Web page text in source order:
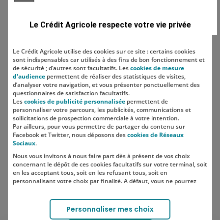
Localisation
SUIVEZ-NOUS SUR LES RÉSEAUX
SOCIAUX
Lien vers le compte Instagram
Lien vers le compte TikTok
Le Crédit Agricole respecte votre vie privée
Le Crédit Agricole utilise des cookies sur ce site : certains cookies
sont indispensables car utilisés à des fins de bon fonctionnement et
de sécurité ; d’autres sont facultatifs. Lescookies de mesure
d'audience permettent de réaliser des statistiques de visites,
d’analyser votre navigation, et vous présenter ponctuellement des
questionnaires de satisfaction facultatifs.
Lescookies de publicité personnalisée permettent de
personnaliser votre parcours, les publicités, communications et
sollicitations de prospection commerciale à votre intention.
Par ailleurs, pour vous permettre de partager du contenu sur
Facebook et Twitter, nous déposons descookies de Réseaux
Sociaux.
Nous vous invitons à nous faire part dès à présent de vos choix
concernant le dépôt de ces cookies facultatifs sur votre terminal, soit
en les acceptant tous, soit en les refusant tous, soit en
personnalisant votre choix par finalité. A défaut, vous ne pourrez
Votre choix est libre et peut être modifié à tout moment, en cliquant
sur le lien "Cookies", en bas de page.
Personnaliser mes choix